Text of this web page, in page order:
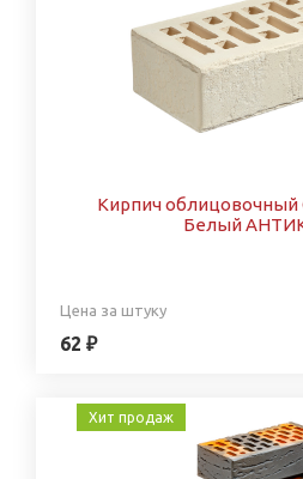
Кирпич
Белый
Цена за штуку
62 ₽
Хит продаж